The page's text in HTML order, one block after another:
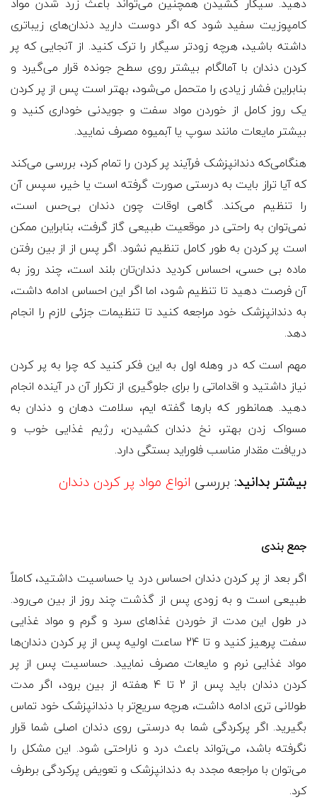
کامپوزیت سفید شود که اگر دوست دارید دندان‌های زیباتری
داشته باشید، هرچه زودتر سیگار را ترک کنید. از آنجایی که پر
کردن دندان با آمالگام بیشتر روی سطح جونده قرار می‌گیرد و
بنابراین فشار زیادی را متحمل می‌شود، بهتر است پس از پر کردن
یک روز کامل از خوردن مواد سفت و جویدنی خوداری کنید و
بیشتر مایعات مانند سوپ یا آبمیوه مصرف نمایید.
هنگامی‌که دندانپزشک فرآیند پر کردن را تمام کرد، بررسی می‌کند
که آیا تراز بایت به درستی صورت گرفته است یا خیر، سپس آن
را تنظیم می‌کند. گاهی اوقات چون دندان بی‌حس است،
نمی‌توان به راحتی در موقعیت طبیعی گاز گرفت، بنابراین ممکن
است پر کردن به طور کامل تنظیم نشود. اگر پس از از بین رفتن
ماده بی حسی، احساس کردید دندان‌تان بلند است، چند روز به
آن فرصت دهید تا تنظیم شود، اما اگر این احساس ادامه داشت،
به دندانپزشک خود مراجعه کنید تا تنظیمات جزئی لازم را انجام
دهد.
مهم است که در وهله اول به این فکر کنید که چرا به پر کردن
نیاز داشتید و اقداماتی را برای جلوگیری از تکرار آن در آینده انجام
دهید. همانطور که بارها گفته ایم، سلامت دهان و دندان به
مسواک زدن بهتر، نخ دندان کشیدن، رژیم غذایی خوب و
دریافت مقدار مناسب فلوراید بستگی دارد.
بیشتر بدانید: بررسی انواع مواد پر کردن دندان
جمع بندی
اگر بعد از پر کردن دندان احساس درد یا حساسیت داشتید، کاملاً
طبیعی است و به زودی پس از گذشت چند روز از بین می‌رود.
در طول این مدت از خوردن غذاهای سرد و گرم و مواد غذایی
سفت پرهیز کنید و تا 24 ساعت اولیه پس از پر کردن دندان‌ها
مواد غذایی نرم و مایعات مصرف نمایید. حساسیت پس از پر
کردن دندان باید پس از 2 تا 4 هفته از بین برود، اگر مدت
طولانی تری ادامه داشت، هرچه سریع‌تر با دندانپزشک خود تماس
بگیرید. اگر پرکردگی شما به درستی روی دندان اصلی شما قرار
نگرفته باشد، می‌تواند باعث درد و ناراحتی شود. این مشکل را
می‌توان با مراجعه مجدد به دندانپزشک و تعویض پرکردگی برطرف
کرد.